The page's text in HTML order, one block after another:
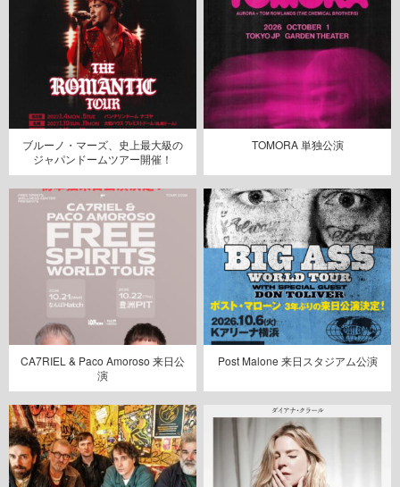
ブルーノ・マーズ、史上最大級の
ジャパンドームツアー開催！
TOMORA 単独公演
CA7RIEL & Paco Amoroso 来日公
演
Post Malone 来日スタジアム公演